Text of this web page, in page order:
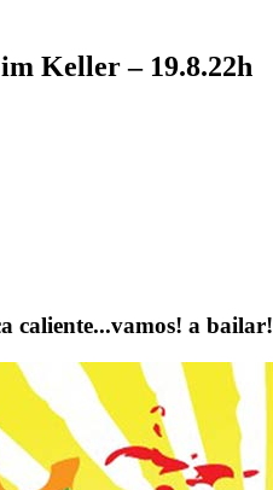
Keller – 19.8.22h
caliente...vamos! a bailar!